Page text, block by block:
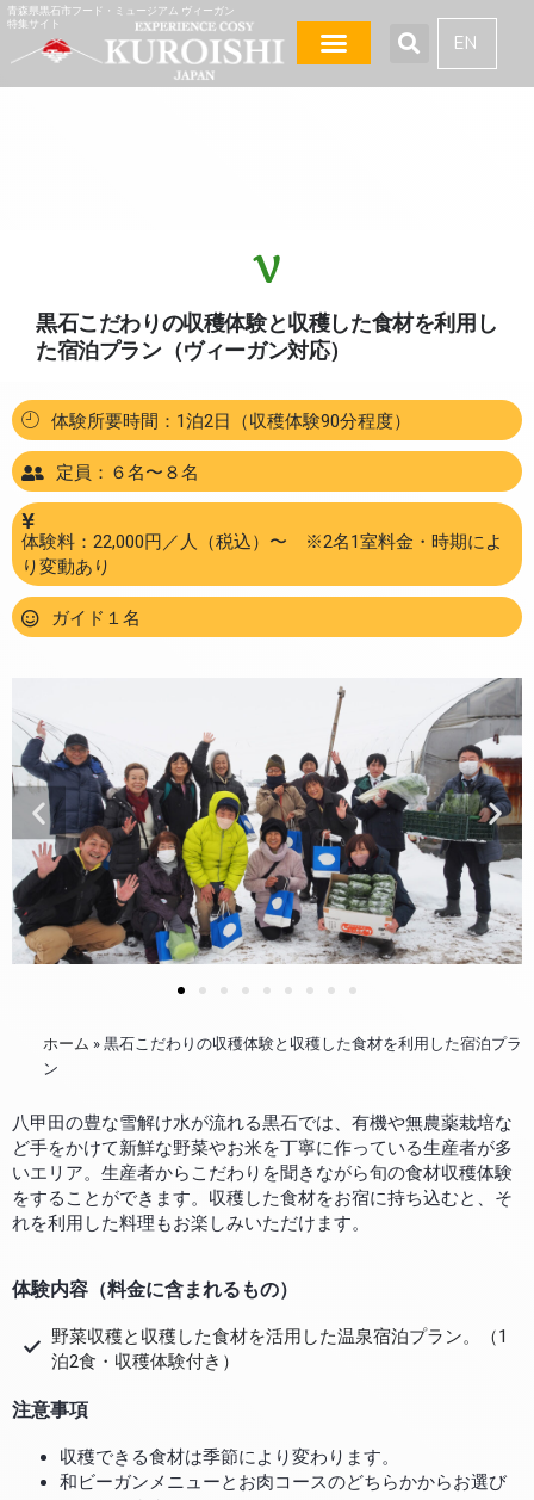
青森県黒石市フード・ミュージアム ヴィーガン
特集サイト
EN
V
黒石こだわりの収穫体験と収穫した食材を利用し
た宿泊プラン（ヴィーガン対応）
体験所要時間：1泊2日（収穫体験90分程度）
定員：６名〜８名
体験料：22,000円／人（税込）〜 ※2名1室料金・時期によ
り変動あり
ガイド１名
ホーム »黒石こだわりの収穫体験と収穫した食材を利用した宿泊プラ
ン
八甲田の豊な雪解け水が流れる黒石では、有機や無農薬栽培な
ど手をかけて新鮮な野菜やお米を丁寧に作っている生産者が多
いエリア。生産者からこだわりを聞きながら旬の食材収穫体験
をすることができます。収穫した食材をお宿に持ち込むと、そ
れを利用した料理もお楽しみいただけます。
体験内容（料金に含まれるもの）
野菜収穫と収穫した食材を活用した温泉宿泊プラン。（1
泊2食・収穫体験付き）
注意事項
収穫できる食材は季節により変わります。
和ビーガンメニューとお肉コースのどちらかからお選び